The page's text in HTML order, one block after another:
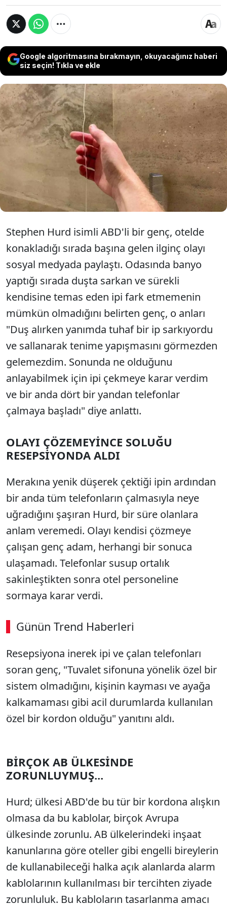
Google algoritmasına bırakmayın, okuyacağınız haberi
siz seçin! Tıkla ve ekle
Otelde konaklayan bir adamın, duşta gördüğü
bir ipi çekmesiyle birlikte ortalık bir anda adeta
panayır alanına döndü. İpi çektikten sonra tüm
telefonların çalmasına anlam veremeyen adam,
gerçeği ancak otel görevlilerine sorarak
öğrendi.
Stephen Hurd isimli ABD'li bir genç, otelde
konakladığı sırada başına gelen ilginç olayı
sosyal medyada paylaştı. Odasında banyo
yaptığı sırada duşta sarkan ve sürekli
kendisine temas eden ipi fark etmemenin
mümkün olmadığını belirten genç, o anları
"Duş alırken yanımda tuhaf bir ip sarkıyordu
ve sallanarak tenime yapışmasını görmezden
gelemezdim. Sonunda ne olduğunu
anlayabilmek için ipi çekmeye karar verdim
ve bir anda dört bir yandan telefonlar
çalmaya başladı" diye anlattı.
OLAYI ÇÖZEMEYİNCE SOLUĞU
RESEPSİYONDA ALDI
Merakına yenik düşerek çektiği ipin ardından
bir anda tüm telefonların çalmasıyla neye
uğradığını şaşıran Hurd, bir süre olanlara
anlam veremedi. Olayı kendisi çözmeye
çalışan genç adam, herhangi bir sonuca
ulaşamadı. Telefonlar susup ortalık
sakinleştikten sonra otel personeline
sormaya karar verdi.
Günün Trend Haberleri
00:02 / 03:08
Sesi Aç
Resepsiyona inerek ipi ve çalan telefonları
soran genç, "Tuvalet sifonuna yönelik özel bir
sistem olmadığını, kişinin kayması ve ayağa
kalkamaması gibi acil durumlarda kullanılan
özel bir kordon olduğu" yanıtını aldı.
BİRÇOK AB ÜLKESİNDE
ZORUNLUYMUŞ...
Hurd; ülkesi ABD'de bu tür bir kordona alışkın
olmasa da bu kablolar, birçok Avrupa
ülkesinde zorunlu. AB ülkelerindeki inşaat
kanunlarına göre oteller gibi engelli bireylerin
de kullanabileceği halka açık alanlarda alarm
kablolarının kullanılması bir tercihten ziyade
zorunluluk. Bu kabloların tasarlanma amacı